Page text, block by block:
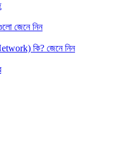
জেনে নিন
কি? জেনে নিন